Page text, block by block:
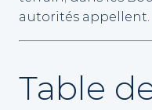
autorités appellent.
Table